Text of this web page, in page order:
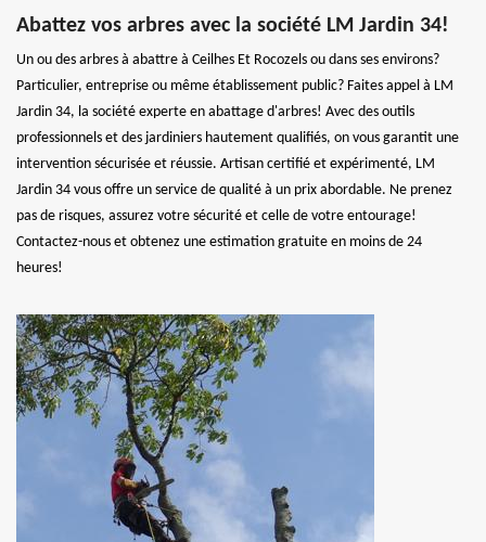
Abattez vos arbres avec la société LM Jardin 34!
Un ou des arbres à abattre à Ceilhes Et Rocozels ou dans ses environs?
Particulier, entreprise ou même établissement public? Faites appel à LM
Jardin 34, la société experte en abattage d'arbres! Avec des outils
professionnels et des jardiniers hautement qualifiés, on vous garantit une
intervention sécurisée et réussie. Artisan certifié et expérimenté, LM
Jardin 34 vous offre un service de qualité à un prix abordable. Ne prenez
pas de risques, assurez votre sécurité et celle de votre entourage!
Contactez-nous et obtenez une estimation gratuite en moins de 24
heures!